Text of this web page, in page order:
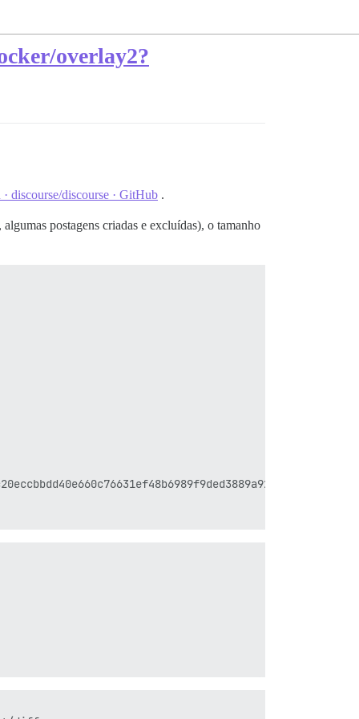
overlay2?
discourse/discourse · GitHub .
postagens criadas e excluídas), o tamanho